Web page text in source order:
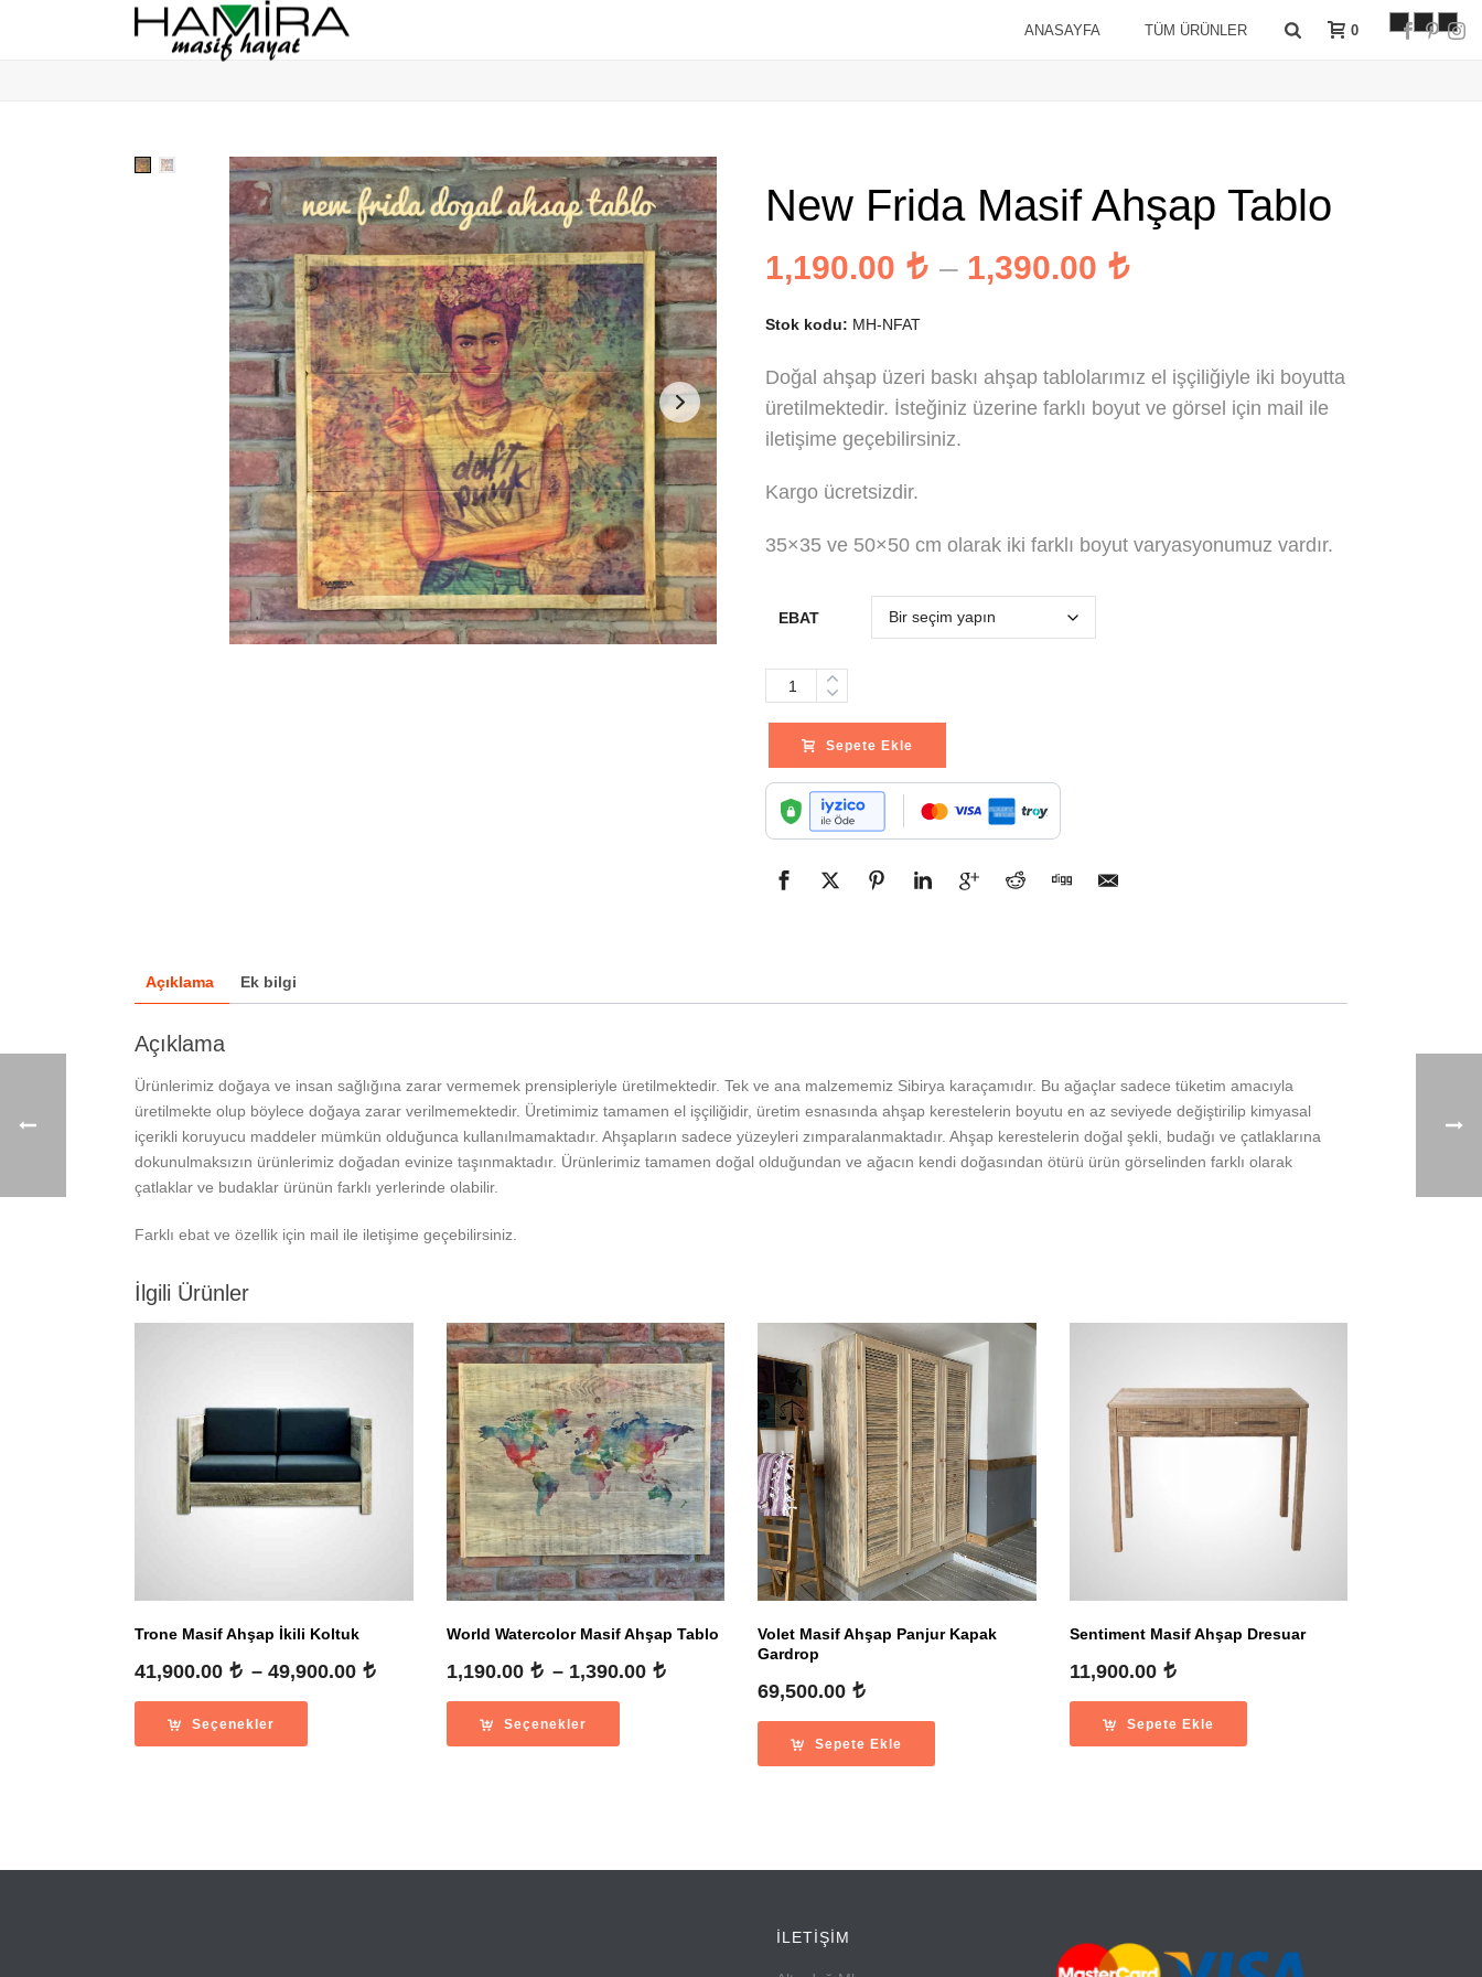
ANASAYFA TÜM ÜRÜNLER 0
New Frida Masif Ahşap Tablo
1,190.00 – 1,390.00
-
1,390.00
Stok kodu: MH-NFAT
Doğal ahşap üzeri baskı ahşap tablolarımız el işçiliğiyle iki boyutta
üretilmektedir. İsteğiniz üzerine farklı boyut ve görsel için mail ile
iletişime geçebilirsiniz.
Kargo ücretsizdir.
35×35 ve 50×50 cm olarak iki farklı boyut varyasyonumuz vardır.
EBAT
Adet
Sepete Ekle
Açıklama Ek bilgi
Açıklama
Ürünlerimiz doğaya ve insan sağlığına zarar vermemek prensipleriyle üretilmektedir. Tek ve ana malzememiz Sibirya karaçamıdır. Bu ağaçlar sadece tüketim amacıyla
üretilmekte olup böylece doğaya zarar verilmemektedir. Üretimimiz tamamen el işçiliğidir, üretim esnasında ahşap kerestelerin boyutu en az seviyede değiştirilip kimyasal
içerikli koruyucu maddeler mümkün olduğunca kullanılmamaktadır. Ahşapların sadece yüzeyleri zımparalanmaktadır. Ahşap kerestelerin doğal şekli, budağı ve çatlaklarına
dokunulmaksızın ürünlerimiz doğadan evinize taşınmaktadır. Ürünlerimiz tamamen doğal olduğundan ve ağacın kendi doğasından ötürü ürün görselinden farklı olarak
çatlaklar ve budaklar ürünün farklı yerlerinde olabilir.
Farklı ebat ve özellik için mail ile iletişime geçebilirsiniz.
İlgili Ürünler
Trone Masif Ahşap İkili Koltuk
41,900.00 – 49,900.00
Seçenekler
World Watercolor Masif Ahşap Tablo
1,190.00 – 1,390.00
Seçenekler
Volet Masif Ahşap Panjur Kapak
Gardrop
69,500.00
Sepete Ekle
Sentiment Masif Ahşap Dresuar
11,900.00
Sepete Ekle
İLETİŞİM